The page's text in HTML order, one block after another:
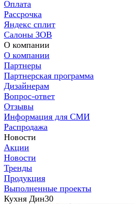
Оплата
Рассрочка
Яндекс сплит
Салоны ЗОВ
О компании
О компании
Партнеры
Партнерская программа
Дизайнерам
Вопрос-ответ
Отзывы
Информация для СМИ
Распродажа
Новости
Акции
Новости
Тренды
Продукция
Выполненные проекты
Кухня Дин30